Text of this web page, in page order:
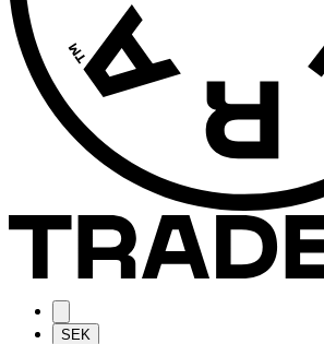
SEK